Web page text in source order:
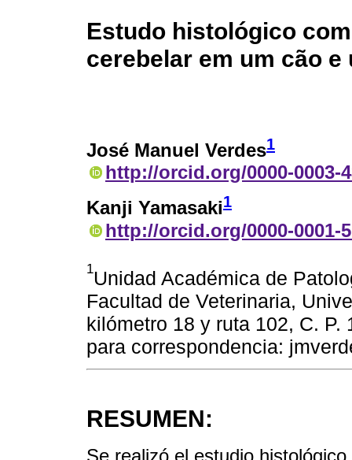
Estudo histológico
cerebelar em um cão e
José Manuel Verdes1
http://orcid.org/0000-0003-
Kanji Yamasaki1
http://orcid.org/0000-0001-
1Unidad Académica de
Facultad de Veterinaria,
kilómetro 18 y ruta 102, C. P.
para correspondencia:
RESUMEN:
Se realizó el estudio